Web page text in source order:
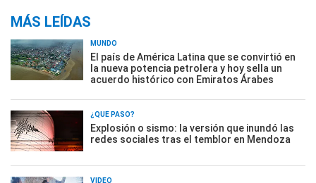
MÁS LEÍDAS
MUNDO
El país de América Latina que se convirtió en
la nueva potencia petrolera y hoy sella un
acuerdo histórico con Emiratos Árabes
¿QUÉ PASÓ?
Explosión o sismo: la versión que inundó las
redes sociales tras el temblor en Mendoza
VIDEO